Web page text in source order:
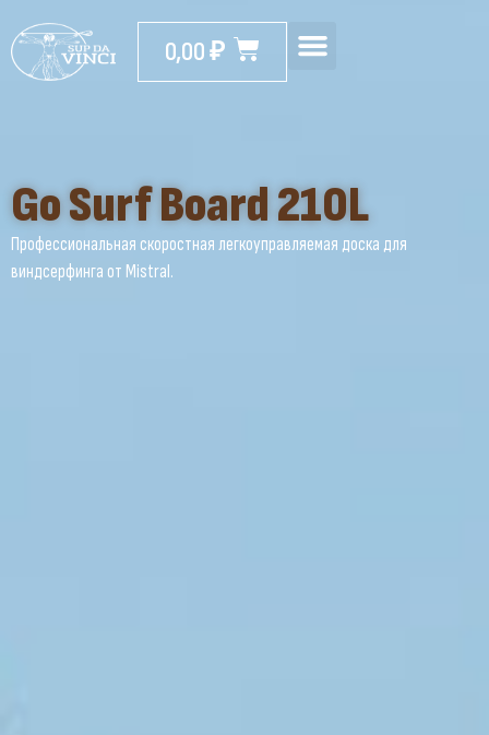
0,00₽
Go Surf Board 210L
Профессиональная скоростная легкоуправляемая доска для
виндсерфинга от Mistral.